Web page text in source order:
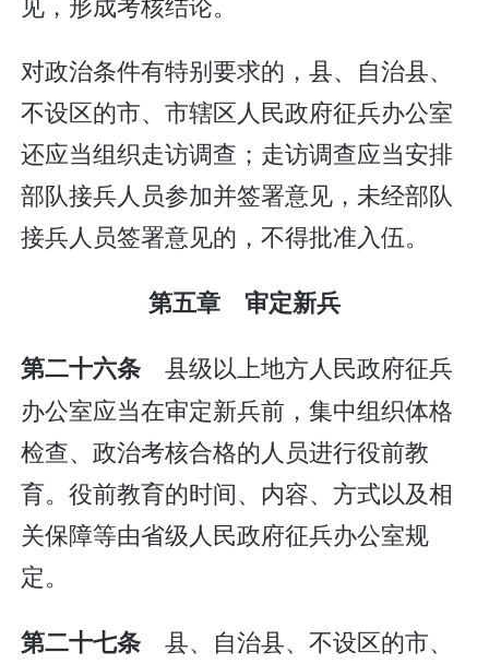
对政治条件有特别要求的，县、自治县、
不设区的市、市辖区人民政府征兵办公室
还应当组织走访调查；走访调查应当安排
部队接兵人员参加并签署意见，未经部队
接兵人员签署意见的，不得批准入伍。
第五章 审定新兵
第二十六条 县级以上地方人民政府征兵
办公室应当在审定新兵前，集中组织体格
检查、政治考核合格的人员进行役前教
育。役前教育的时间、内容、方式以及相
关保障等由省级人民政府征兵办公室规
定。
第二十七条 县、自治县、不设区的市、